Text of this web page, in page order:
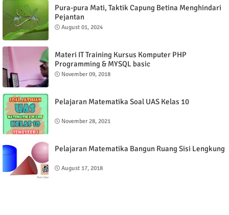
Pura-pura Mati, Taktik Capung Betina Menghindari
Pejantan
August 01, 2024
Materi IT Training Kursus Komputer PHP
Programming & MYSQL basic
November 09, 2018
Pelajaran Matematika Soal UAS Kelas 10
November 28, 2021
Pelajaran Matematika Bangun Ruang Sisi Lengkung
August 17, 2018